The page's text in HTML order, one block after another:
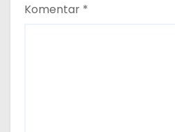
Komentar *